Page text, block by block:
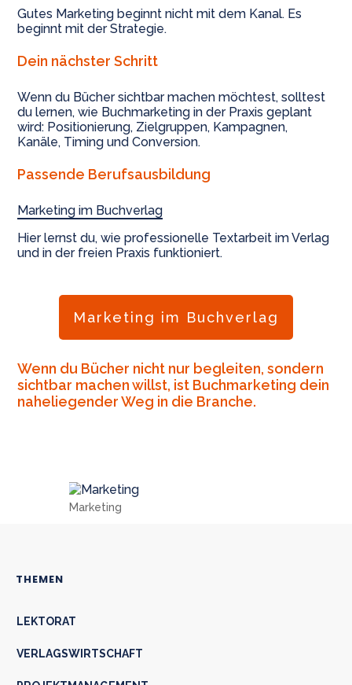
Gutes Marketing beginnt nicht mit dem Kanal. Es
beginnt mit der Strategie.
Dein nächster Schritt
Wenn du Bücher sichtbar machen möchtest, solltest
du lernen, wie Buchmarketing in der Praxis geplant
wird: Positionierung, Zielgruppen, Kampagnen,
Kanäle, Timing und Conversion.
Passende Berufsausbildung
Marketing im Buchverlag
Hier lernst du, wie professionelle Textarbeit im Verlag
und in der freien Praxis funktioniert.
Marketing im Buchverlag
Wenn du Bücher nicht nur begleiten, sondern
sichtbar machen willst, ist Buchmarketing dein
naheliegender Weg in die Branche.
Marketing
THEMEN
LEKTORAT
VERLAGSWIRTSCHAFT